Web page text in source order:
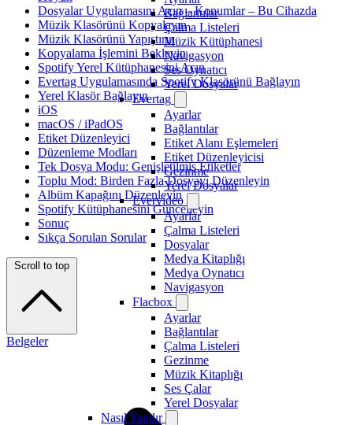
Bağlantılar
Çalma Listeleri
Müzik Kütüphanesi
Navigasyon
Ses Oynatıcı
Yerel Dosyalar
Evertag
Ayarlar
Bağlantılar
Etiket Alanı Eşlemeleri
Etiket Düzenleyicisi
Gezinme
Yerel Dosyalar
Evervideo
Ayarlar
Çalma Listeleri
Dosyalar
Medya Kitaplığı
Medya Oynatıcı
Navigasyon
Flacbox
Ayarlar
Bağlantılar
Çalma Listeleri
Gezinme
Müzik Kitaplığı
Ses Çalar
Yerel Dosyalar
Nasıl Yapılır
Dosyalar Uygulamasını Açın – Konumlar – Bu Cihazda
Müzik Klasörünü Kopyalayın
Müzik Klasörünü Yapıştırın
Kopyalama İşlemini Bekleyin
Spotify Yerel Kütüphanesini Açın
Evertag Uygulamasında Spotify Klasörünü Bağlayın
Yerel Klasör Bağlayın
iOS
macOS / iPadOS
Etiket Düzenleyici
Düzenleme Modları
Tek Dosya Modu: Genişletilmiş Etiketler
Toplu Mod: Birden Fazla Dosyayı Düzenleyin
Albüm Kapağını Düzenleyin
Spotify Kütüphanesini Güncelleyin
Sonuç
Sıkça Sorulan Sorular
Scroll to top
Belgeler